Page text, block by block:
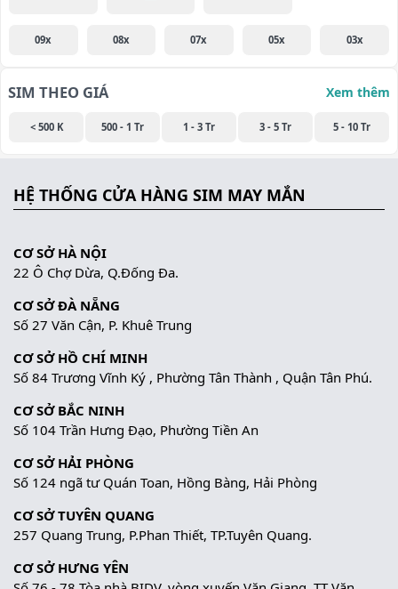
09x 08x 07x 05x 03x
SIM THEO GIÁ Xem thêm
< 500 K 500 - 1 Tr 1 - 3 Tr 3 - 5 Tr 5 - 10 Tr
HỆ THỐNG CỬA HÀNG SIM MAY MẮN
CƠ SỞ HÀ NỘI
22 Ô Chợ Dừa, Q.Đống Đa.
CƠ SỞ ĐÀ NẴNG
Số 27 Văn Cận, P. Khuê Trung
CƠ SỞ HỒ CHÍ MINH
Số 84 Trương Vĩnh Ký , Phường Tân Thành , Quận Tân Phú.
CƠ SỞ BẮC NINH
Số 104 Trần Hưng Đạo, Phường Tiền An
CƠ SỞ HẢI PHÒNG
Số 124 ngã tư Quán Toan, Hồng Bàng, Hải Phòng
CƠ SỞ TUYÊN QUANG
257 Quang Trung, P.Phan Thiết, TP.Tuyên Quang.
CƠ SỞ HƯNG YÊN